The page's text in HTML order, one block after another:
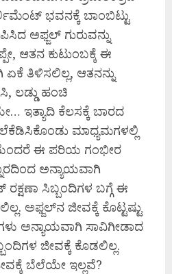
ಭವನಕ್ಕೆ ಬಾಂಬಿಟ್ಟು
ಅಫ್ಜಲ್ ಗುರುವನ್ನು
ಆತನ ಕುಟುಂಬಕ್ಕೆ ಈ
ತಿಳಿಸಲಿಲ್ಲ, ಆತನನ್ನು
ಲಡ್ಡು ಹಂಚಿ
ಇತ್ಯಾದಿ ಕೆಲಸಕ್ಕೆ ಬಾರದ
ಮಾಧ್ಯಮಗಳಲ್ಲಿ
ಈ ಪರಿಯ ಗಂಭೀರ
ಅನ್ಯಾಯವಾಗಿ
ಸಿಬ್ಬಂದಿಗಳ ಬಗ್ಗೆ ಈ
ಅಫ್ಜಲ್‌ನ ಜೀವಕ್ಕೆ ಕೊಟ್ಟಷ್ಟು
ಅನ್ಯಾಯವಾಗಿ ಸಾವಿಗೀಡಾದ
ಜೀವಕ್ಕೆ ಕೊಡಲಿಲ್ಲ.
ಬೆಲೆಯೇ ಇಲ್ಲವೆ?